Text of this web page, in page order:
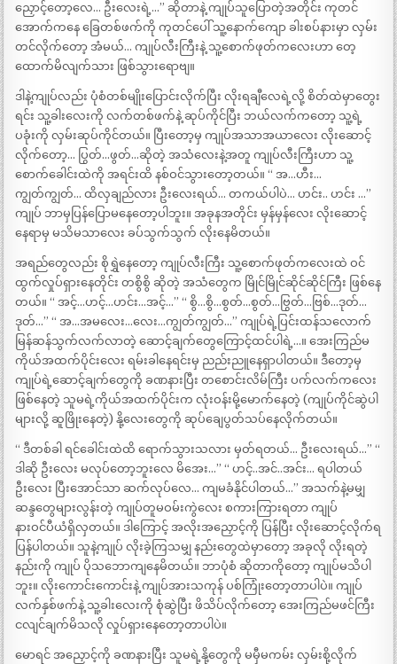
ညှောင့်တော့လေ… ဦးလေးရဲ့…” ဆိုတာနဲ့ ကျုပ်သူပြောတဲ့အတိုင်း ကုတင်
အောက်ကနေ ခြေတစ်ဖက်ကို ကုတင်ပေါ် သူ့နောက်ကျော ခါးစပ်နားမှာ လှမ်း
တင်လိုက်တော့ အံမယ်… ကျုပ်လီးကြီးနဲ့ သူ့စောက်ဖုတ်ကလေးဟာ တေ့
ထောက်မိလျက်သား ဖြစ်သွားရောဗျ။
ဒါနဲ့ကျုပ်လည်း ပုံစံတစ်မျိုးပြောင်းလိုက်ပြီး လိုးရချီလေရဲ့လို့ စိတ်ထဲမှာတွေး
ရင်း သူ့ခါးလေးကို လက်တစ်ဖက်နဲ့ ဆုပ်ကိုင်ပြီး ဘယ်လက်ကတော့ သူ့ရဲ့
ပခုံးကို လှမ်းဆုပ်ကိုင်တယ်။ ပြီးတော့မှ ကျုပ်အသာအယာလေး လိုးဆောင့်
လိုက်တော့… ပြွတ်…ဖွတ်…ဆိုတဲ့ အသံလေးနဲ့အတူ ကျုပ်လီးကြီးဟာ သူ့
စောက်ခေါင်းထဲကို အရင်းထိ နစ်ဝင်သွားတော့တယ်။ “ အ…ဟီး…
ကျွတ်ကျွတ်… ထိလှချည်လား ဦးလေးရယ်… တကယ်ပါပဲ… ဟင်း.. ဟင်း …”
ကျုပ် ဘာမှပြန်ပြောမနေတော့ပါဘူး။ အခုနအတိုင်း မှန်မှန်လေး လိုးဆောင့်
နေရာမှ မသိမသာလေး ခပ်သွက်သွက် လိုးနေမိတယ်။
အရည်တွေလည်း စိုရွှဲနေတော့ ကျုပ်လီးကြီး သူ့စောက်ဖုတ်ကလေးထဲ ဝင်
ထွက်လှုပ်ရှားနေတိုင်း တစွိစွိ ဆိုတဲ့ အသံတွေက မြိုင်မြိုင်ဆိုင်ဆိုင်ကြီး ဖြစ်နေ
တယ်။ “ အင့်…ဟင့်…ဟင်း…အင့်…” “ စွိ…စွိ…စွတ်…စွတ်…ဗြွတ်…ဗြစ်…ဒုတ်…
ဒုတ်…” “ အ…အမလေး…လေး…ကျွတ်ကျွတ်…” ကျုပ်ရဲ့ပြင်းထန်သလောက်
မြန်ဆန်သွက်လက်လာတဲ့ ဆောင့်ချက်တွေကြောင့်ထင်ပါရဲ့…။ အေးကြည်မ
ကိုယ်အထက်ပိုင်းလေး ရမ်းခါနေရင်းမှ ညည်းညူနေရှာပါတယ်။ ဒီတော့မှ
ကျုပ်ရဲ့ဆောင့်ချက်တွေကို ခဏနားပြီး တစောင်းလိမ်ကြီး ပက်လက်ကလေး
ဖြစ်နေတဲ့ သူမရဲ့ကိုယ်အထက်ပိုင်းက လုံးဝန်းမို့မောက်နေတဲ့ (ကျုပ်ကိုင်ဆွဲပါ
များလို့ ဆူဖြိုးနေတဲ့) နို့လေးတွေကို ဆုပ်ချေပွတ်သပ်နေလိုက်တယ်။
“ ဒီတစ်ခါ ရင်ခေါင်းထဲထိ ရောက်သွားသလား မှတ်ရတယ်… ဦးလေးရယ်…” “
ဒါဆို ဦးလေး မလုပ်တော့ဘူးလေ မိအေး…” “ ဟင့်..အင်..အင်း… ရပါတယ်
ဦးလေး ပြီးအောင်သာ ဆက်လုပ်လေ… ကျမခံနိုင်ပါတယ်…” အသက်နဲ့မမျှ
ဆန္ဒတွေများလွန်းတဲ့ ကျုပ်တူမဝမ်းကွဲလေး စကားကြားရတာ ကျုပ်
နားဝင်ပီယံရှိလှတယ်။ ဒါကြောင့် အလိုးအညှောင့်ကို ပြန်ပြီး လိုးဆောင့်လိုက်ရ
ပြန်ပါတယ်။ သူနဲ့ကျုပ် လိုးခဲ့ကြသမျှ နည်းတွေထဲမှာတော့ အခုလို လိုးရတဲ့
နည်းကို ကျုပ် ပိုသဘောကျနေမိတယ်။ ဘာပုံစံ ဆိုတာကိုတော့ ကျုပ်မသိပါ
ဘူး။ လိုးကောင်းကောင်းနဲ့ ကျုပ်အားသကုန် ပစ်ကြုံးတော့တာပါပဲ။ ကျုပ်
လက်နှစ်ဖက်နဲ့ သူ့ခါးလေးကို စုံဆွဲပြီး ဖိသိပ်လိုက်တော့ အေးကြည်မဖင်ကြီး
ငလျင်ချက်မိသလို လှုပ်ရှားနေတော့တာပါပဲ။
မောရင် အညှောင့်ကို ခဏနားပြီး သူမရဲ့နို့တွေကို မမှီမကမ်း လှမ်းစို့လိုက်